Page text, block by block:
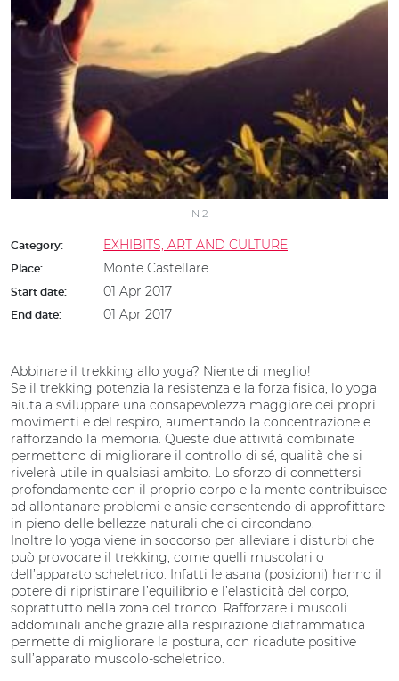
N 2
Category: EXHIBITS, ART AND CULTURE
Place: Monte Castellare
Start date: 01 Apr 2017
End date: 01 Apr 2017
Abbinare il trekking allo yoga? Niente di meglio!
Se il trekking potenzia la resistenza e la forza fisica, lo yoga
aiuta a sviluppare una consapevolezza maggiore dei propri
movimenti e del respiro, aumentando la concentrazione e
rafforzando la memoria. Queste due attività combinate
permettono di migliorare il controllo di sé, qualità che si
rivelerà utile in qualsiasi ambito. Lo sforzo di connettersi
profondamente con il proprio corpo e la mente contribuisce
ad allontanare problemi e ansie consentendo di approfittare
in pieno delle bellezze naturali che ci circondano.
Inoltre lo yoga viene in soccorso per alleviare i disturbi che
può provocare il trekking, come quelli muscolari o
dell’apparato scheletrico. Infatti le asana (posizioni) hanno il
potere di ripristinare l’equilibrio e l’elasticità del corpo,
soprattutto nella zona del tronco. Rafforzare i muscoli
addominali anche grazie alla respirazione diaframmatica
permette di migliorare la postura, con ricadute positive
sull’apparato muscolo-scheletrico.